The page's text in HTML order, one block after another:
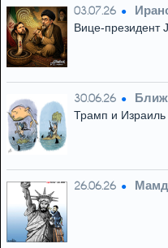
03.07.26
Вице-президент
30.06.26
Трамп и Израиль
26.06.26